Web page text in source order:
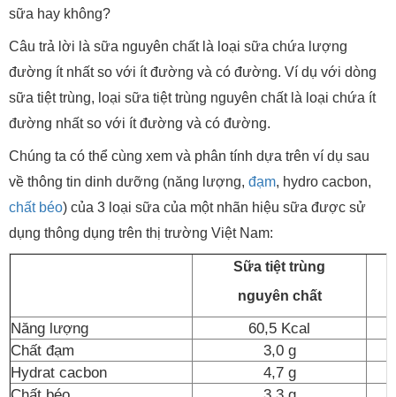
sữa hay không?
Câu trả lời là sữa nguyên chất là loại sữa chứa lượng
đường ít nhất so với ít đường và có đường. Ví dụ với dòng
sữa tiệt trùng, loại sữa tiệt trùng nguyên chất là loại chứa ít
đường nhất so với ít đường và có đường.
Chúng ta có thể cùng xem và phân tính dựa trên ví dụ sau
về thông tin dinh dưỡng (năng lượng, đạm, hydro cacbon,
chất béo) của 3 loại sữa của một nhãn hiệu sữa được sử
dụng thông dụng trên thị trường Việt Nam:
Sữa tiệt trùng
nguyên chất
Năng lượng
60,5 Kcal
Chất đạm
3,0 g
Hydrat cacbon
4,7 g